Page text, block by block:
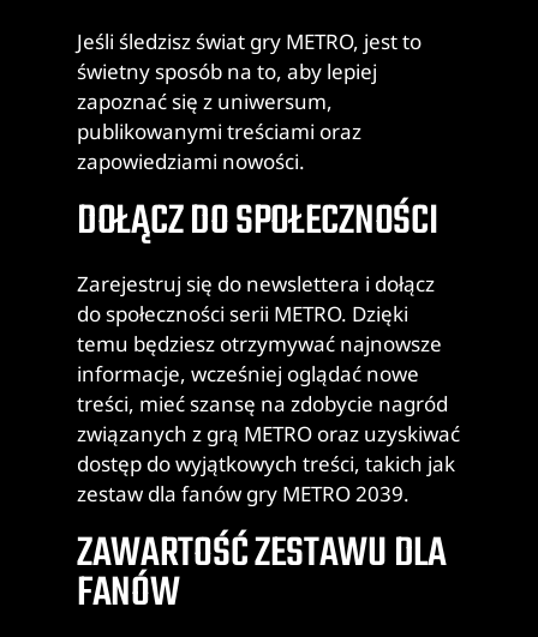
Jeśli śledzisz świat gry METRO, jest to
świetny sposób na to, aby lepiej
zapoznać się z uniwersum,
publikowanymi treściami oraz
zapowiedziami nowości.
DOŁĄCZ DO SPOŁECZNOŚCI
Zarejestruj się do newslettera i dołącz
do społeczności serii METRO. Dzięki
temu będziesz otrzymywać najnowsze
informacje, wcześniej oglądać nowe
treści, mieć szansę na zdobycie nagród
związanych z grą METRO oraz uzyskiwać
dostęp do wyjątkowych treści, takich jak
zestaw dla fanów gry METRO 2039.
ZAWARTOŚĆ ZESTAWU DLA
FANÓW